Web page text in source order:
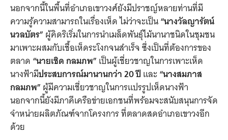
นอกจากนี้ในพื้นที่อำเภอเขาวงศ์ยังมีปราชญ์หลายท่านที่มี
ความรู้ความสามารถในเรื่องเห็ด ไม่ว่าจะเป็น“นางวัลญารัตน์
นวลบัตร” ผู้คิดริเริ่มในการนำเมล็ดพันธุ์ไม้นานาชนิดในชุมชน
มาเพาะผสมกับเชื้อเห็ดระโงกจนสำเร็จ ซึ่งเป็นที่ต้องการของ
ตลาด “นายเชิด กลมภพ” เป็นผู้เชี่ยวชาญในการเพาะเห็ด
นางฟ้ามีประสบการณ์มานานกว่า 20 ปี และ“นางสมภาส
กลมภพ” ผู้มีความเชี่ยวชาญในการแปรรูปเห็ดนางฟ้า
นอกจากนี้ยังมีภาคีเครือข่ายเอกชนที่พร้อมจะสนับสนุนการจัด
จำหน่ายผลิตภัณฑ์จากโครงการ ที่ตลาดสดอำเภอเขาวงอีก
ด้วย